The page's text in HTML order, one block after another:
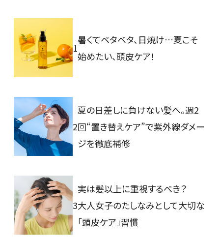
1
暑くてベタベタ、日焼け…夏こそ
始めたい、頭皮ケア！
2
夏の日差しに負けない髪へ。週2
回“置き替えケア”で紫外線ダメー
ジを徹底補修
3
実は髪以上に重視するべき？
大人女子のたしなみとして大切な
「頭皮ケア」習慣